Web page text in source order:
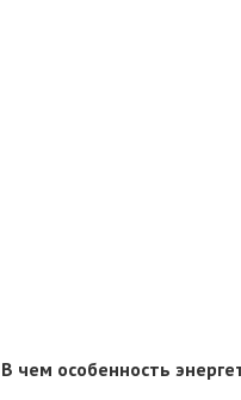
В чем особенность